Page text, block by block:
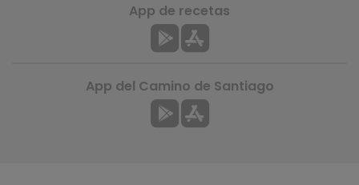
App de recetas
App del Camino de Santiago